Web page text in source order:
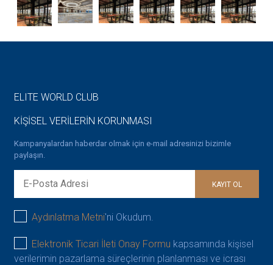
ELITE WORLD CLUB
KİŞİSEL VERİLERİN KORUNMASI
Kampanyalardan haberdar olmak için e-mail adresinizi bizimle
paylaşın.
KAYIT OL
Aydınlatma Metni'ni Okudum.
Elektronik Ticari İleti Onay Formu kapsamında kişisel
verilerimin pazarlama süreçlerinin planlanması ve icrası